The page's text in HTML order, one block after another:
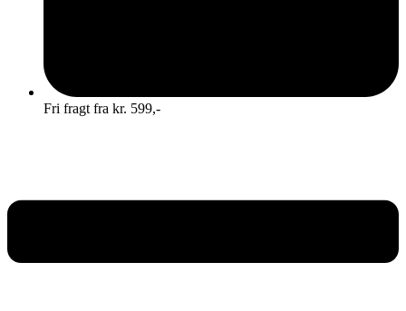
Fri fragt fra kr. 599,-